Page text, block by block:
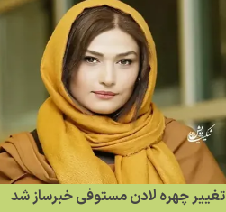
تغییر چهره لادن مستوفی خبرساز شد